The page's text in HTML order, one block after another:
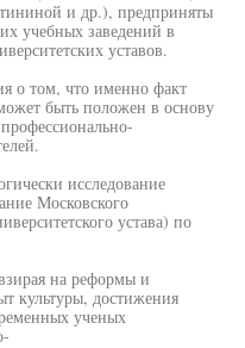
и др.), предприняты
учебных заведений в
уставов.
о том, что именно факт
быть положен в основу
исследование
Московского
устава) по
на реформы и
культуры, достижения
ученых